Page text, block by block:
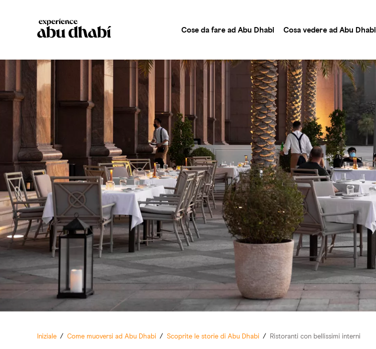
Cose da fare ad Abu Dhabi Cosa vedere ad Abu Dhabi
Iniziale / Come muoversi ad Abu Dhabi / Scoprite le storie di Abu Dhabi / Ristoranti con bellissimi interni